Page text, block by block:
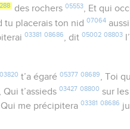
des rochers05553, Et qui
tu placerais ton nid07064
03381 08686, dit05002 08803
03820 t’a égaré 05377 08689, Toi
, Qui t’assieds03427 08800 sur
Qui me précipitera03381 08686